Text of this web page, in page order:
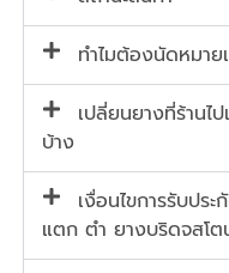
ทำไมต้องนัดหมาย
เปลี่ยนยางที่ร้านไ
บ้าง
เงื่อนไขการรับป
แตก ตำ ยางบริดจสโต